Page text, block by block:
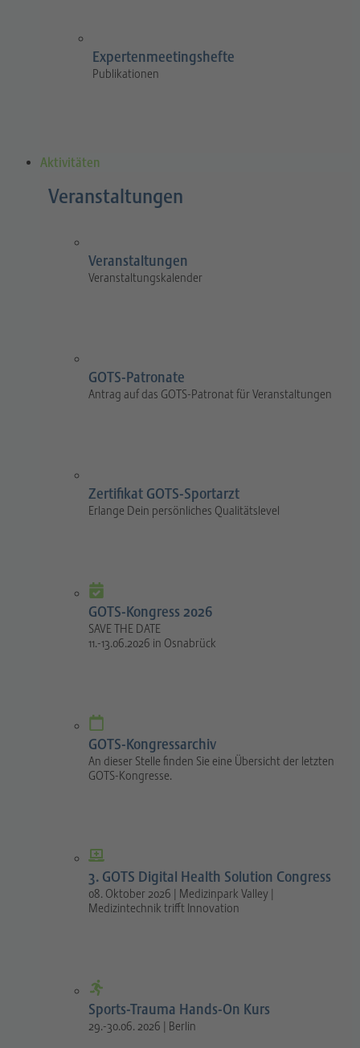
Expertenmeetingshefte
Publikationen
Aktivitäten
Veranstaltungen
Veranstaltungen
Veranstaltungskalender
GOTS-Patronate
Antrag auf das GOTS-Patronat für Veranstaltungen
Zertifikat GOTS-Sportarzt
Erlange Dein persönliches Qualitätslevel
GOTS-Kongress 2026
SAVE THE DATE
11.-13.06.2026 in Osnabrück
GOTS-Kongressarchiv
An dieser Stelle finden Sie eine Übersicht der letzten
GOTS-Kongresse.
3. GOTS Digital Health Solution Congress
08. Oktober 2026 | Medizinpark Valley |
Medizintechnik trifft Innovation
Sports-Trauma Hands-On Kurs
29.-30.06. 2026 | Berlin